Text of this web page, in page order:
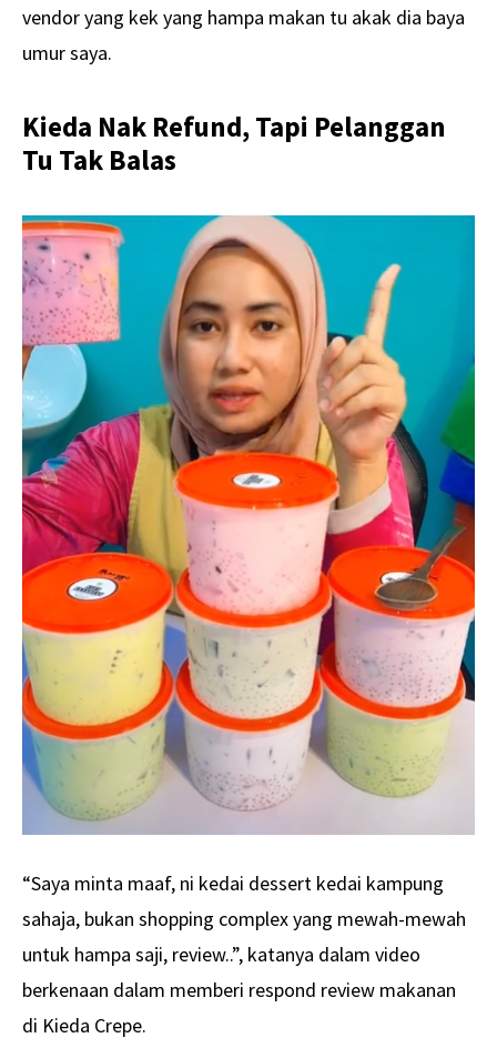
vendor yang kek yang hampa makan tu akak dia baya
umur saya.
Kieda Nak Refund, Tapi Pelanggan
Tu Tak Balas
“Saya minta maaf, ni kedai dessert kedai kampung
sahaja, bukan shopping complex yang mewah-mewah
untuk hampa saji, review..”, katanya dalam video
berkenaan dalam memberi respond review makanan
di Kieda Crepe.